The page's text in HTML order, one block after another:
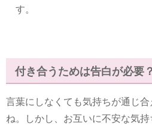
す。
付き合うためは告白が必要？
言葉にしなくても気持ちが通じ
ね。しかし、お互いに不安な気